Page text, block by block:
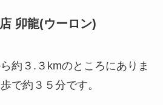
卯龍(ウーロン)
約３.３kmのところにありま
で約３５分です。